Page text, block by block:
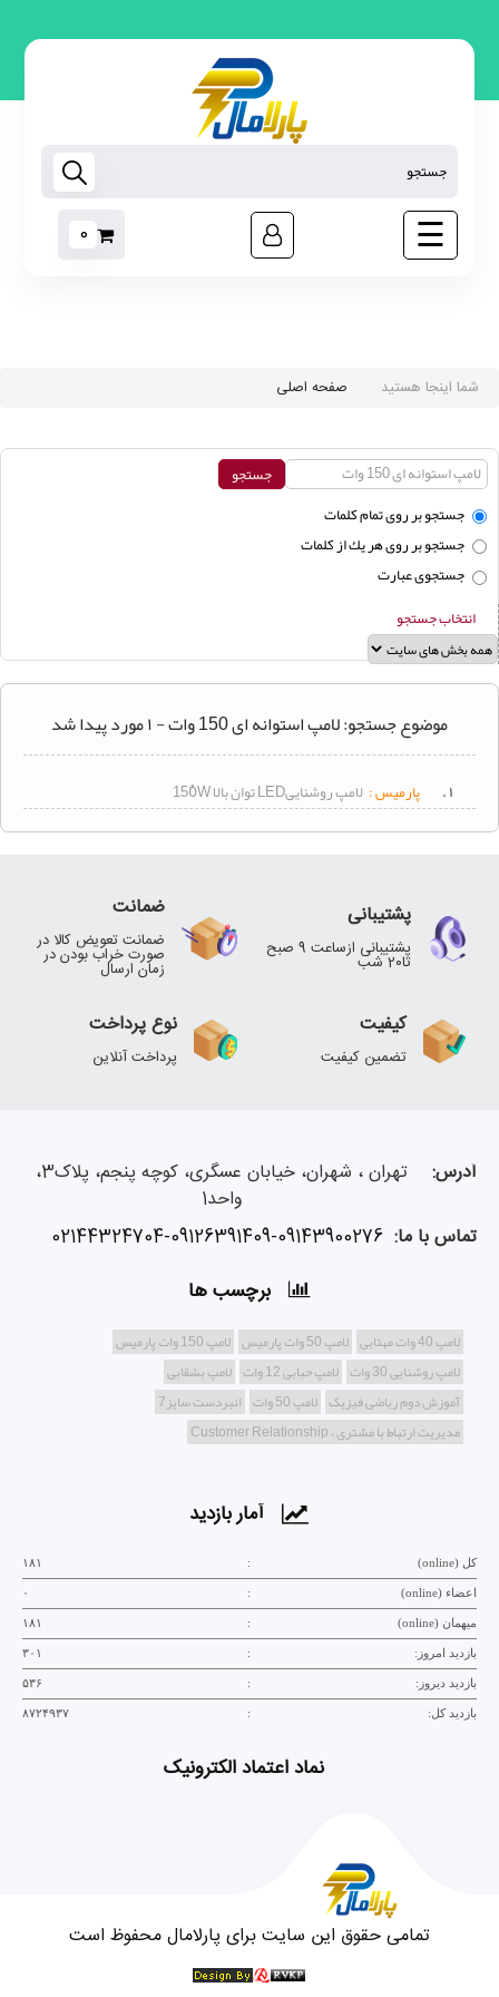
☰
0
روشنایی
تجهیزات
هوشمند
رابط
غیر
نوارچسب
برق
لوستر
محافظ
برق
سرپیچ
لامپ
سیم
و
برق
شما اینجا هستید صفحه اصلی
جستجو بر روی تمام كلمات
جستجو بر روی هر يك از كلمات
جستجوی عبارت
انتخاب جستجو
موضوع جستجو: لامپ استوانه ای 150 وات - ۱ مورد پیدا شد
۱ . پارمیس : لامپ روشناییLED توان بالا 150ٌW
پشتیبانی
پشتیبانی ازساعت 9 صبح
تا20 شب
ضمانت
ضمانت تعویض کالا در
صورت خراب بودن در
زمان ارسال
کیفیت
تضمین کیفیت
نوع پرداخت
پرداخت آنلاین
آدرس:
تهران ، شهران، خیابان عسگری، کوچه پنجم، پلاک3،
واحد1
تماس با ما: 02144324704-09126391409-09143900276
برچسب ها
لامپ 40 وات مهتابی لامپ 50 وات پارمیس
لامپ 150 وات پارمیس
لامپ روشنایی 30 وات
لامپ حبابی 12 وات
لامپ بشقابی
آموزش دوم ریاضی فیزیک لامپ 50 وات
انبردست سایز7
مدیریت ارتباط با مشتری ، Customer Relationship
آمار بازدید
کل (online) : ۱۸۱
اعضاء (online) : ۰
میهمان (online) : ۱۸۱
بازدید امروز: : ۳۰۱
بازدید دیروز: : ۵۳۶
بازدید کل: : ۸۷۲۴۹۳۷
نماد اعتماد الکترونیک
تمامی حقوق این سایت برای پارلامال محفوظ است